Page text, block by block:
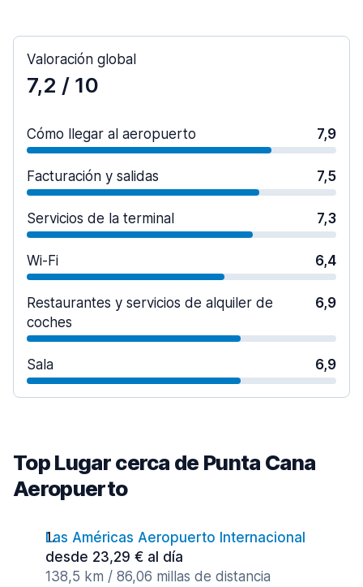
Valoración global
7,2 / 10
Cómo llegar al aeropuerto 7,9
Facturación y salidas 7,5
Servicios de la terminal 7,3
Wi-Fi 6,4
Restaurantes y servicios de alquiler de
coches
6,9
Sala 6,9
Top Lugar cerca de Punta Cana
Aeropuerto
Las Américas Aeropuerto Internacional
desde 23,29 € al día
138,5 km / 86,06 millas de distancia